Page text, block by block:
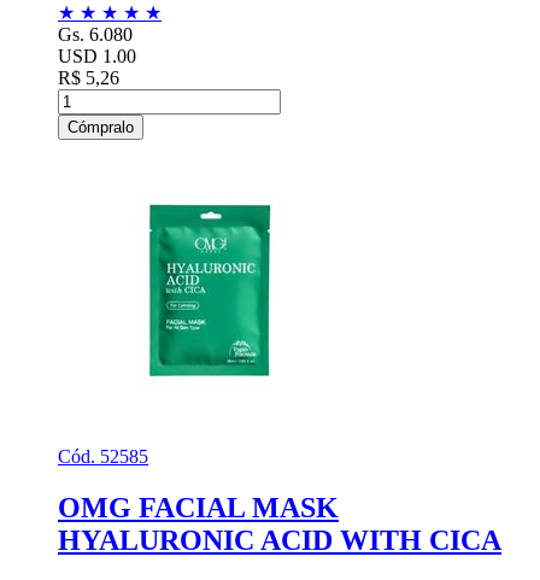
★ ★ ★ ★ ★
Gs. 6.080
USD 1.00
R$ 5,26
Cómpralo
Cód. 52585
OMG FACIAL MASK
HYALURONIC ACID WITH CICA